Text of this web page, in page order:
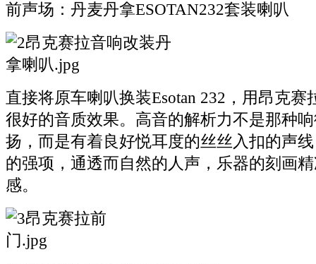
前声场：丹麦丹拿ESOTAN232套装喇叭
直接将原车喇叭换装Esotan 232，用昂克
很好的音质效果。高音的解析力不是那种
扬，而是有着良好悦耳度的丝丝入扣的声
的强项，通透而自然的人声，乐器的刻画
感。